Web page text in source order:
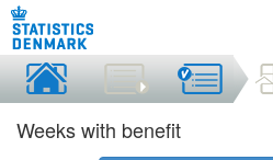
Weeks with benefit